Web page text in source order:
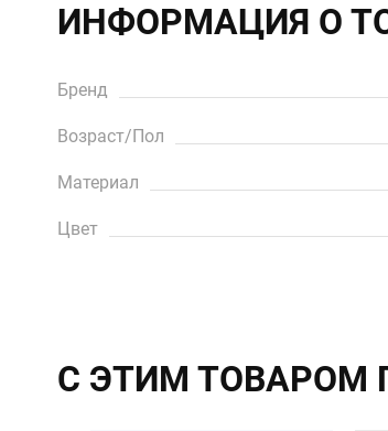
ИНФОРМАЦИЯ О
Бренд
Возраст/Пол
Материал
Цвет
С ЭТИМ ТОВАРОМ